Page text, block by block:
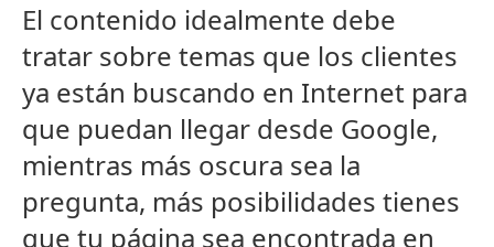
El contenido idealmente debe
tratar sobre temas que los clientes
ya están buscando en Internet para
que puedan llegar desde Google,
mientras más oscura sea la
pregunta, más posibilidades tienes
que tu página sea encontrada en